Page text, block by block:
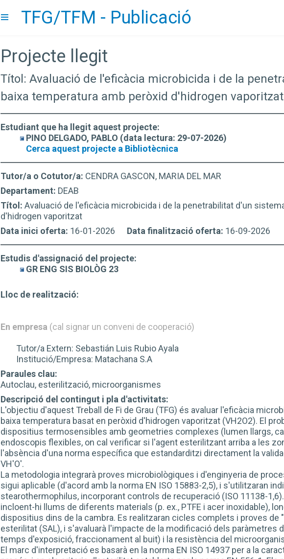
Show menuTFG/TFM - Publicació
Projecte llegit
Títol: Avaluació de l'eficàcia microbicida i de la
baixa temperatura amb peròxid d'hidrogen vaporitzat
Estudiant que ha llegit aquest projecte:
PINO DELGADO, PABLO (data lectura: 29-07-2026)
Cerca aquest projecte a Bibliotècnica
Tutor/a o Cotutor/a: CENDRA GASCON, MARIA DEL MAR
Departament: DEAB
Títol: Avaluació de l'eficàcia microbicida i de la penetrabilitat d'un
d'hidrogen vaporitzat
Data inici oferta: 16-01-2026 Data finalització oferta: 16-09-2026
Estudis d'assignació del projecte:
GR ENG SIS BIOLÒG 23
Lloc de realització:
En empresa (cal signar un conveni de cooperació)
Tutor/a Extern: Sebastián Luis Rubio Ayala
Institució/Empresa: Matachana S.A
Paraules clau:
Autoclau, esterilització, microorganismes
Descripció del contingut i pla d'activitats:
L'objectiu d'aquest Treball de Fi de Grau (TFG) és avaluar l'eficàcia
baixa temperatura basat en peròxid d'hidrogen vaporitzat (VH2O2). El
dispositius termosensibles amb geometries complexes (lumen llargs,
endoscopis flexibles, on cal verificar si l'agent esterilitzant arriba a les
l'absència d'una norma específica que estandarditzi directament la
VH'O'.
La metodologia integrarà proves microbiològiques i d'enginyeria de
sigui aplicable (d'acord amb la norma EN ISO 15883-2,5), i s'utilitzaran
stearothermophilus, incorporant controls de recuperació (ISO 11138-
incloent-hi llums de diferents materials (p. ex., PTFE i acer inoxidable),
dispositius dins de la cambra. Es realitzaran cicles complets i proves
esterilitat (SAL), i s'avaluarà l'impacte de la modificació dels paràmetres
temps d'exposició, fraccionament al buit) i la resistència del
El marc d'interpretació es basarà en la norma EN ISO 14937 per a la